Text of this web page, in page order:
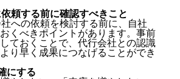
頼する前に確認すべきこと
への依頼を検討する前に、自社
くべきポイントがあります。事前
ておくことで、代行会社との認識
り早く成果につなげることができ
にする